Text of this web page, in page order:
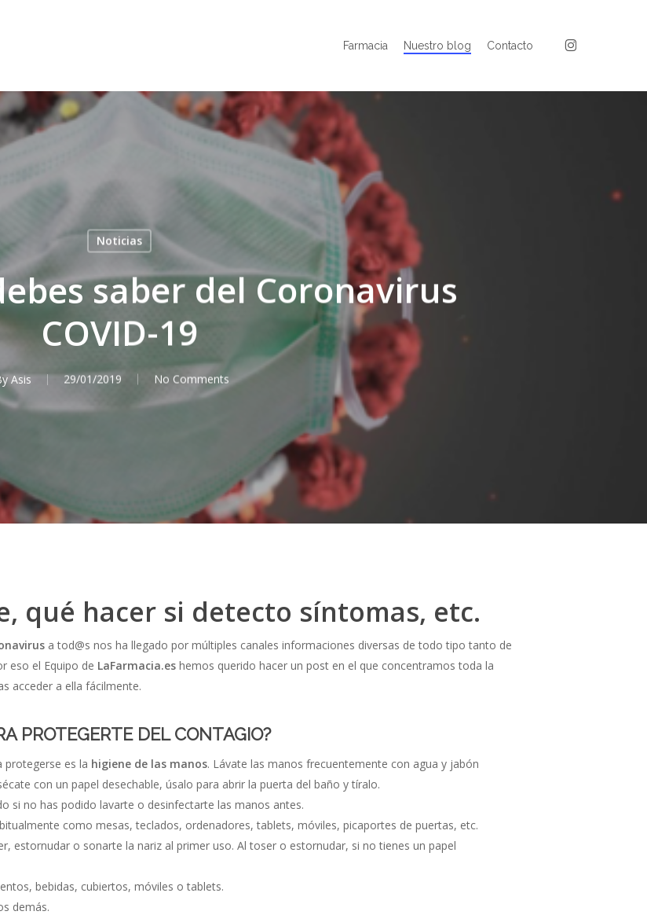
Farmacia Nuestro blog Contacto instagram
Noticias
saber del Coronavirus
COVID-19
Asis 29/01/2019 No Comments
qué hacer si detecto síntomas, etc.
a tod@s nos ha llegado por múltiples canales informaciones diversas de todo tipo tanto de
eso el Equipo de LaFarmacia.es hemos querido hacer un post en el que concentramos toda la
acceder a ella fácilmente.
PROTEGERTE DEL CONTAGIO?
protegerse es la higiene de las manos. Lávate las manos frecuentemente con agua y jabón
con un papel desechable, úsalo para abrir la puerta del baño y tíralo.
si no has podido lavarte o desinfectarte las manos antes.
como mesas, teclados, ordenadores, tablets, móviles, picaportes de puertas, etc.
estornudar o sonarte la nariz al primer uso. Al toser o estornudar, si no tienes un papel
bebidas, cubiertos, móviles o tablets.
demás.